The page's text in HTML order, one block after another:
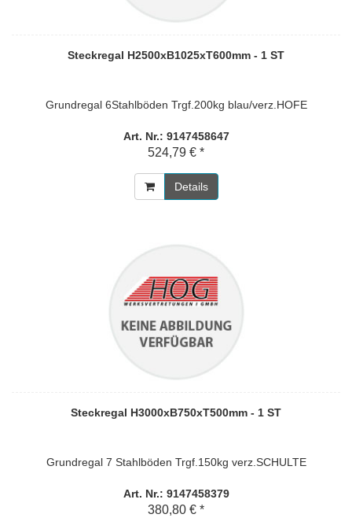
Steckregal H2500xB1025xT600mm - 1 ST
Grundregal 6Stahlböden Trgf.200kg blau/verz.HOFE
Art. Nr.: 9147458647
524,79 € *
Details
Steckregal H3000xB750xT500mm - 1 ST
Grundregal 7 Stahlböden Trgf.150kg verz.SCHULTE
Art. Nr.: 9147458379
380,80 € *